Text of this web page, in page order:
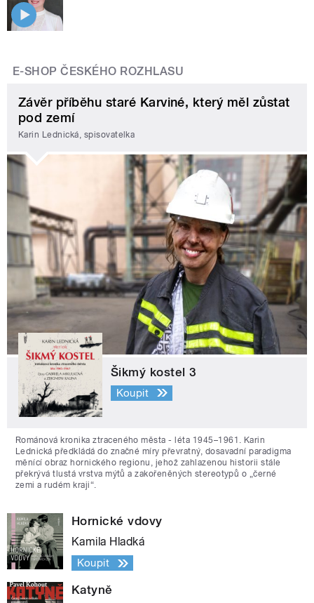
E-SHOP ČESKÉHO ROZHLASU
Závěr příběhu staré Karviné, který měl zůstat
pod zemí
Karin Lednická, spisovatelka
Šikmý kostel 3
Koupit
Románová kronika ztraceného města - léta 1945–1961. Karin
Lednická předkládá do značné míry převratný, dosavadní paradigma
měnící obraz hornického regionu, jehož zahlazenou historii stále
překrývá tlustá vrstva mýtů a zakořeněných stereotypů o „černé
zemi a rudém kraji“.
Hornické vdovy
Kamila Hladká
Koupit
Katyně